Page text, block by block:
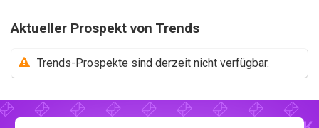
Aktueller Prospekt von Trends
Trends-Prospekte sind derzeit nicht verfügbar.